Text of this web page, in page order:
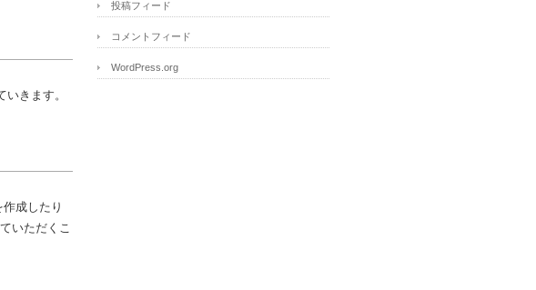
きます。
成したり
いただくこ
投稿フィード
コメントフィード
WordPress.org